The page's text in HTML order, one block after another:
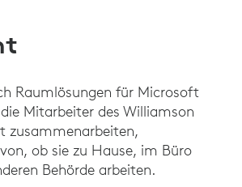
Raumlösungen für Microsoft
Mitarbeiter des Williamson
zusammenarbeiten,
ob sie zu Hause, im Büro
Behörde arbeiten.